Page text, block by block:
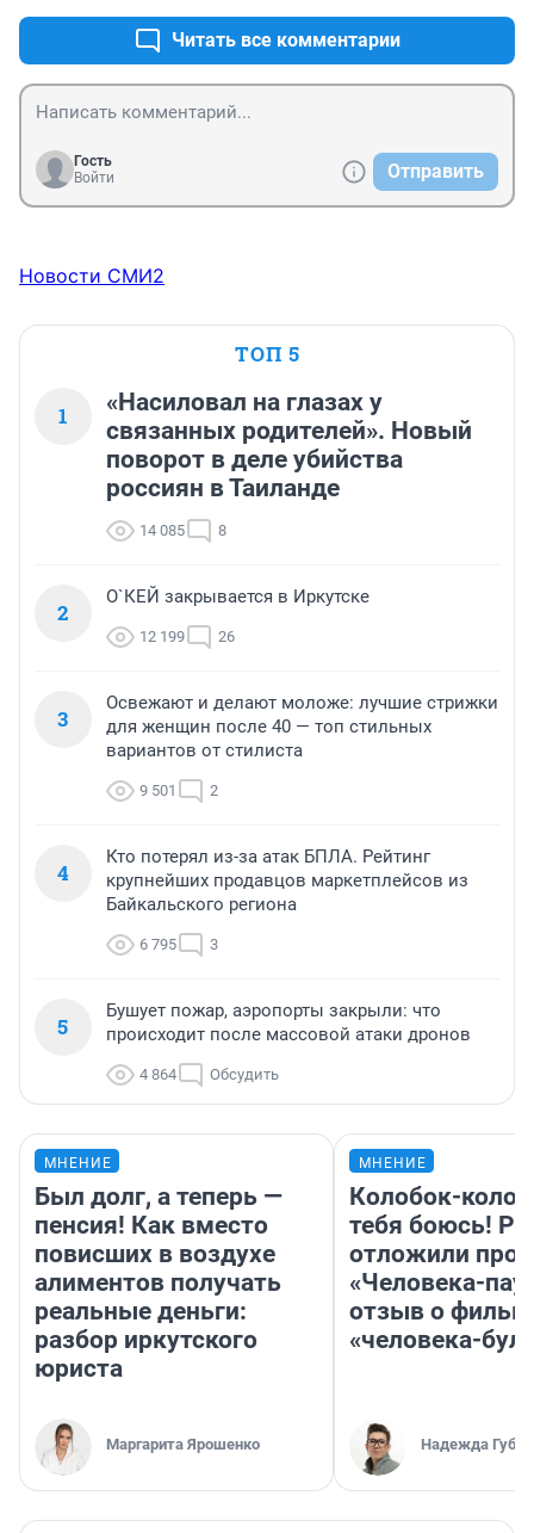
Читать все комментарии
Гость
Войти
Отправить
Новости СМИ2
ТОП 5
1
«Насиловал на глазах у
связанных родителей». Новый
поворот в деле убийства
россиян в Таиланде
14 085 8
2
О`КЕЙ закрывается в Иркутске
12 199 26
3
Освежают и делают моложе: лучшие стрижки
для женщин после 40 — топ стильных
вариантов от стилиста
9 501 2
4
Кто потерял из-за атак БПЛА. Рейтинг
крупнейших продавцов маркетплейсов из
Байкальского региона
6 795 3
5
Бушует пожар, аэропорты закрыли: что
происходит после массовой атаки дронов
4 864 Обсудить
МНЕНИЕ
Был долг, а теперь —
пенсия! Как вместо
повисших в воздухе
алиментов получать
реальные деньги:
разбор иркутского
юриста
Маргарита Ярошенко
МНЕНИЕ
Колобок-
тебя боюсь!
отложили
«Человека-
отзыв о
«человека-
Надежда